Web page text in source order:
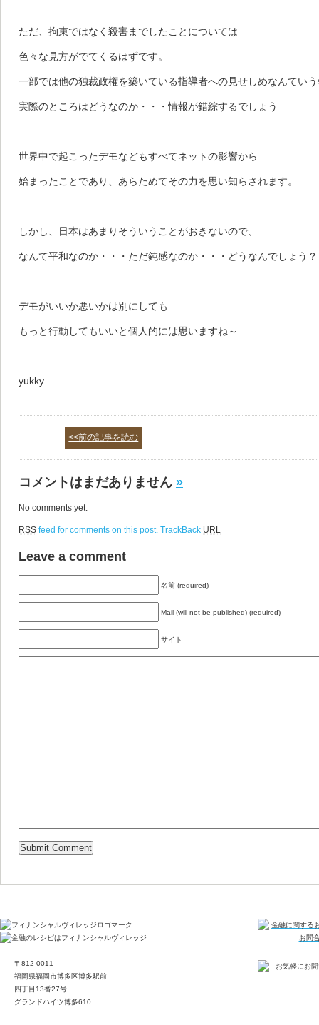
ただ、拘束ではなく殺害までしたことについては
色々な見方がでてくるはずです。
一部では他の独裁政権を築いている指導者への見せしめなんてい
実際のところはどうなのか・・・情報が錯綜するでしょう
世界中で起こったデモなどもすべてネットの影響から
始まったことであり、あらためてその力を思い知らされます。
しかし、日本はあまりそういうことがおきないので、
なんて平和なのか・・・ただ鈍感なのか・・・どうなんでしょう？
デモがいいか悪いかは別にしても
もっと行動してもいいと個人的には思いますね～
yukky
<<前の記事を読む
コメントはまだありません »
No comments yet.
RSS feed for comments on this post. TrackBack URL
Leave a comment
名前 (required)
Mail (will not be published) (required)
サイト
〒812-0011
福岡県福岡市博多区博多駅前
四丁目13番27号
グランドハイツ博多610